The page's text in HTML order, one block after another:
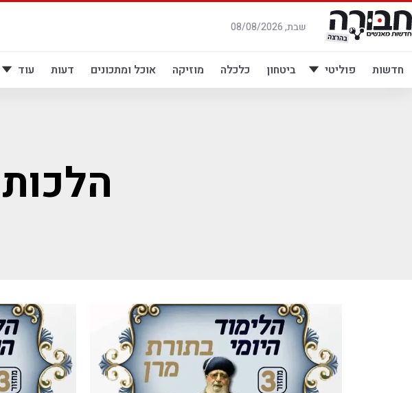
דלג
לתוכן
שבת, 08/08/2026
חדשות פוליטי ביטחון כלכלה מוזיקה אוכל ומתכונים דעות עוד